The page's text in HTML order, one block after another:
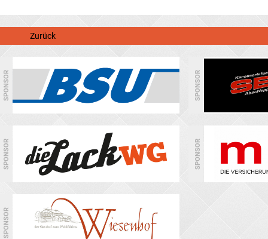
Zurück
SPONSOR SPONSOR
SPONSOR SPONSOR
SPONSOR